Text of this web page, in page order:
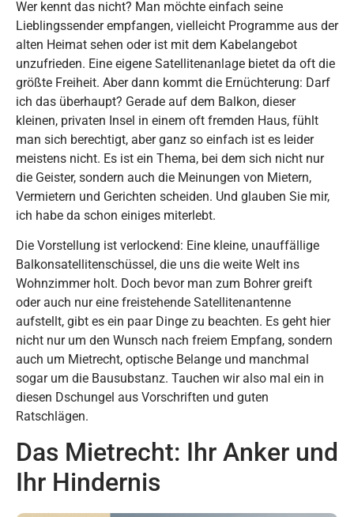
Wer kennt das nicht? Man möchte einfach seine
Lieblingssender empfangen, vielleicht Programme aus der
alten Heimat sehen oder ist mit dem Kabelangebot
unzufrieden. Eine eigene Satellitenanlage bietet da oft die
größte Freiheit. Aber dann kommt die Ernüchterung: Darf
ich das überhaupt? Gerade auf dem Balkon, dieser
kleinen, privaten Insel in einem oft fremden Haus, fühlt
man sich berechtigt, aber ganz so einfach ist es leider
meistens nicht. Es ist ein Thema, bei dem sich nicht nur
die Geister, sondern auch die Meinungen von Mietern,
Vermietern und Gerichten scheiden. Und glauben Sie mir,
ich habe da schon einiges miterlebt.
Die Vorstellung ist verlockend: Eine kleine, unauffällige
Balkonsatellitenschüssel, die uns die weite Welt ins
Wohnzimmer holt. Doch bevor man zum Bohrer greift
oder auch nur eine freistehende Satellitenantenne
aufstellt, gibt es ein paar Dinge zu beachten. Es geht hier
nicht nur um den Wunsch nach freiem Empfang, sondern
auch um Mietrecht, optische Belange und manchmal
sogar um die Bausubstanz. Tauchen wir also mal ein in
diesen Dschungel aus Vorschriften und guten
Ratschlägen.
Das Mietrecht: Ihr Anker und
Ihr Hindernis